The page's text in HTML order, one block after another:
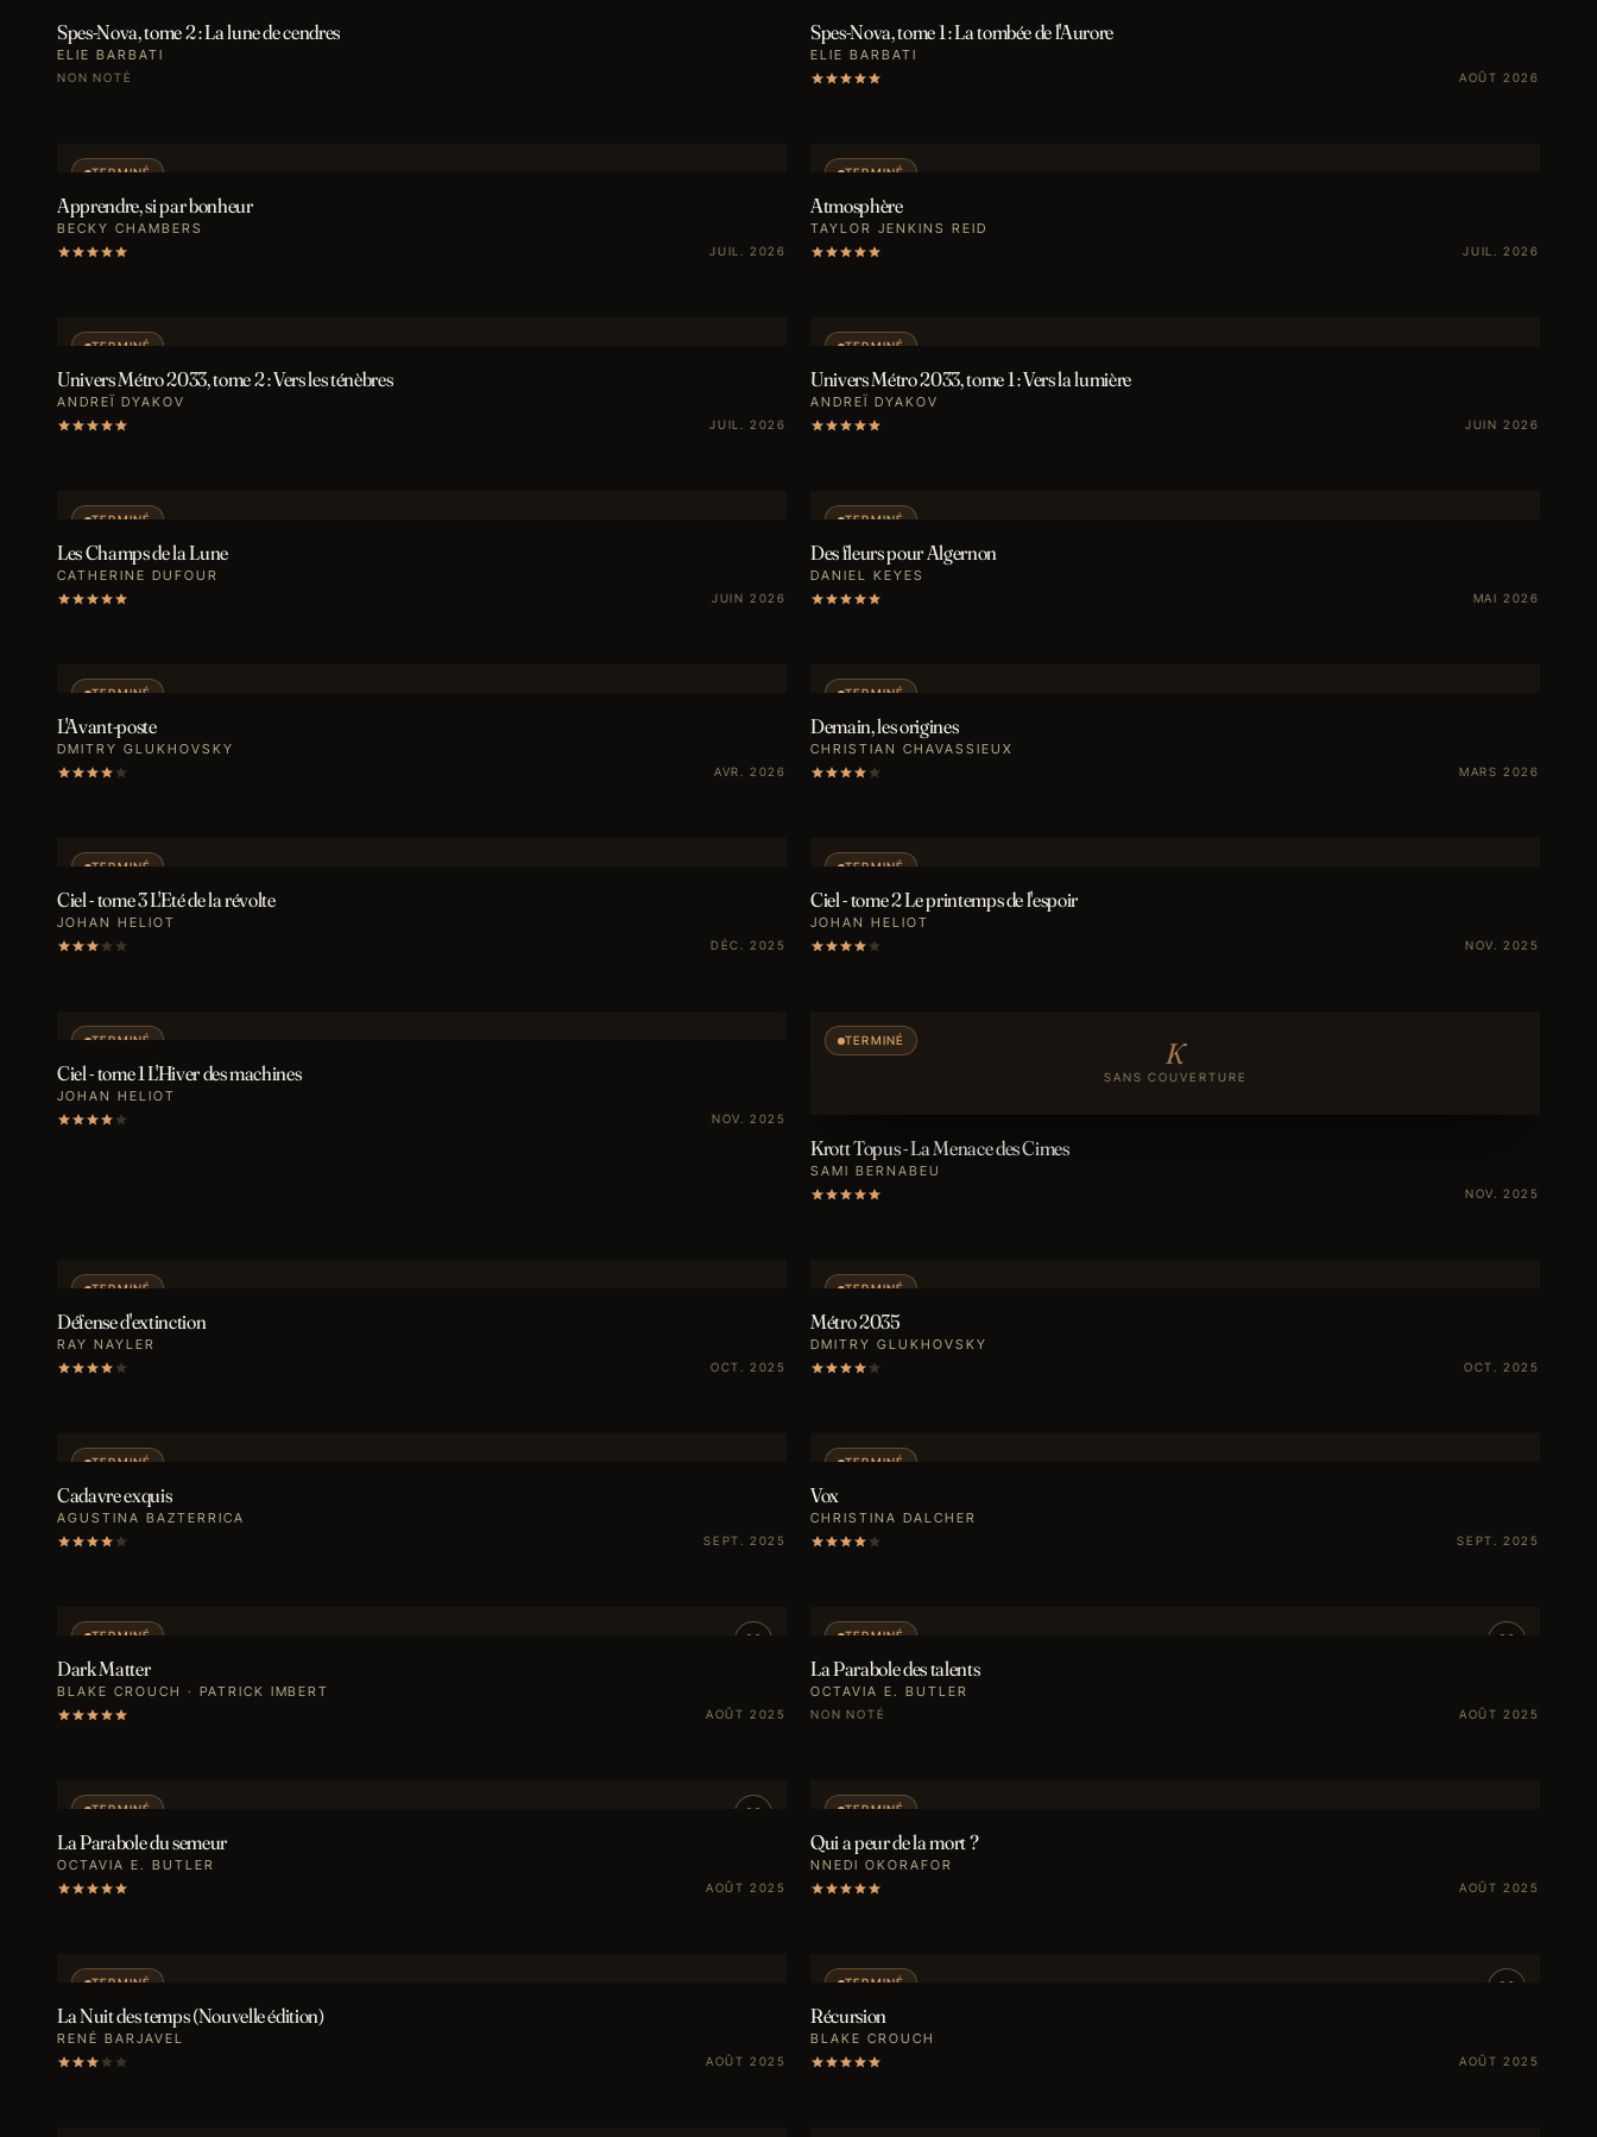
Spes-Nova, tome 2 : La lune de cendres
ELIE BARBATI
NON NOTÉ
Spes-Nova, tome 1 : La tombée de l'Aurore
ELIE BARBATI
AOÛT 2026
TERMINÉ
Apprendre, si par bonheur
BECKY CHAMBERS
JUIL. 2026
TERMINÉ
Atmosphère
TAYLOR JENKINS REID
JUIL. 2026
TERMINÉ
Univers Métro 2033, tome 2 : Vers les ténèbres
ANDREÏ DYAKOV
JUIL. 2026
TERMINÉ
Univers Métro 2033, tome 1 : Vers la lumière
ANDREÏ DYAKOV
JUIN 2026
TERMINÉ
Les Champs de la Lune
CATHERINE DUFOUR
JUIN 2026
TERMINÉ
Des fleurs pour Algernon
DANIEL KEYES
MAI 2026
TERMINÉ
L'Avant-poste
DMITRY GLUKHOVSKY
AVR. 2026
TERMINÉ
Demain, les origines
CHRISTIAN CHAVASSIEUX
MARS 2026
TERMINÉ
Ciel - tome 3 L'Eté de la révolte
JOHAN HELIOT
DÉC. 2025
TERMINÉ
Ciel - tome 2 Le printemps de l'espoir
JOHAN HELIOT
NOV. 2025
TERMINÉ
Ciel - tome 1 L'Hiver des machines
JOHAN HELIOT
NOV. 2025
K
SANS COUVERTURE
TERMINÉ
Krott Topus - La Menace des Cimes
SAMI BERNABEU
NOV. 2025
TERMINÉ
Défense d'extinction
RAY NAYLER
OCT. 2025
TERMINÉ
Métro 2035
DMITRY GLUKHOVSKY
OCT. 2025
TERMINÉ
Cadavre exquis
AGUSTINA BAZTERRICA
SEPT. 2025
TERMINÉ
Vox
CHRISTINA DALCHER
SEPT. 2025
TERMINÉ
Dark Matter
BLAKE CROUCH · PATRICK IMBERT
AOÛT 2025
TERMINÉ
La Parabole des talents
OCTAVIA E. BUTLER
NON NOTÉ AOÛT 2025
TERMINÉ
La Parabole du semeur
OCTAVIA E. BUTLER
AOÛT 2025
TERMINÉ
Qui a peur de la mort ?
NNEDI OKORAFOR
AOÛT 2025
TERMINÉ
La Nuit des temps (Nouvelle édition)
RENÉ BARJAVEL
AOÛT 2025
TERMINÉ
Récursion
BLAKE CROUCH
AOÛT 2025